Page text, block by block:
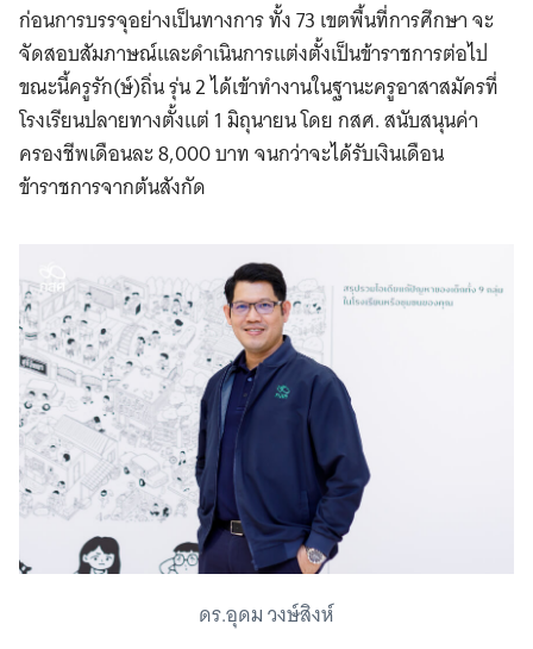
ก่อนการบรรจุอย่างเป็นทางการ ทั้ง 73 เขตพื้นที่การศึกษา จะ
จัดสอบสัมภาษณ์และดำเนินการแต่งตั้งเป็นข้าราชการต่อไป
ขณะนี้ครูรัก(ษ์)ถิ่น รุ่น 2 ได้เข้าทำงานในฐานะครูอาสาสมัครที่
โรงเรียนปลายทางตั้งแต่ 1 มิถุนายน โดย กสศ. สนับสนุนค่า
ครองชีพเดือนละ 8,000 บาท จนกว่าจะได้รับเงินเดือน
ข้าราชการจากต้นสังกัด
ดร.อุดม วงษ์สิงห์